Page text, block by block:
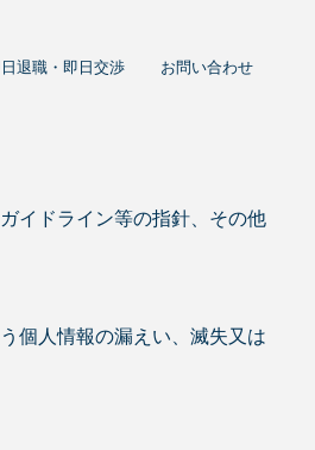
退職・即日交渉 お問い合わせ
イドライン等の指針、その他
個人情報の漏えい、滅失又は